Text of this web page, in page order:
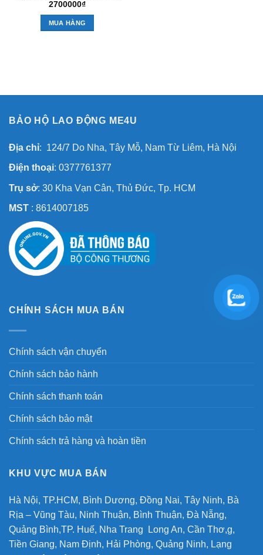
2700000₫
MUA HÀNG
BẢO HỘ LAO ĐỘNG ME4U
Địa chỉ: 124/7 Do Nha, Tây Mỗ, Nam Từ Liêm, Hà Nội
Điện thoại: 0377761377
Trụ sở: 30 Kha Vạn Cân, Thủ Đức, Tp. HCM
MST : 8614007185
CHÍNH SÁCH MUA BÁN
Chính sách vận chuyển
Chính sách bảo hành
Chính sách thanh toán
Chính sách bảo mật
Chính sách trả hàng và hoàn tiền
KHU VỰC MUA BÁN
Hà Nội, TP.HCM, Bình Dương, Đồng Nai, Tây Ninh, Bà
Rịa – Vũng Tàu, Ninh Thuận, Bình Thuận, Đà Nẵng,
Quảng Bình,TP. Huế, Nha Trang Long An, Cần Thơ,g,
Tiền Giang, Nam Định, Hải Phòng, Quảng Ninh, Lạng